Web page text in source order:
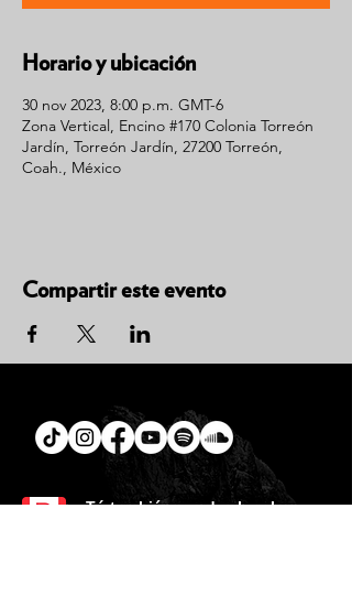
Horario y ubicación
30 nov 2023, 8:00 p.m. GMT-6
Zona Vertical, Encino #170 Colonia Torreón
Jardín, Torreón Jardín, 27200 Torreón,
Coah., México
Compartir este evento
Tútambién puedes leer la